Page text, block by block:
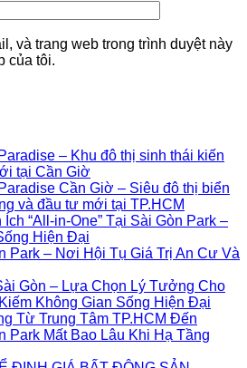
và trang web trong trình duyệt này
của tôi.
– Khu đô thị sinh thái kiến
tại Cần Giờ
Cần Giờ – Siêu đô thị biển
và đầu tư mới tại TP.HCM
“All-in-One” Tại Sài Gòn Park –
Hiện Đại
Park – Nơi Hội Tụ Giá Trị An Cư Và
Gòn – Lựa Chọn Lý Tưởng Cho
Không Gian Sống Hiện Đại
Từ Trung Tâm TP.HCM Đến
Park Mất Bao Lâu Khi Hạ Tầng